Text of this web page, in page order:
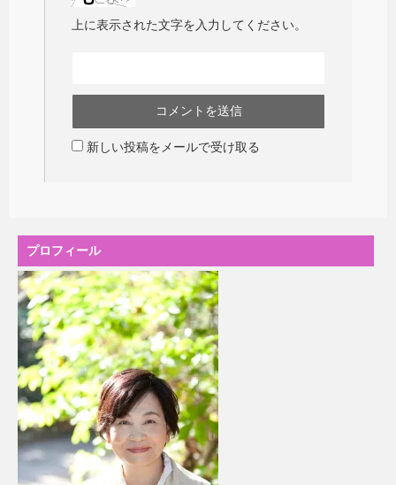
上に表示された文字を入力してください。
新しい投稿をメールで受け取る
プロフィール